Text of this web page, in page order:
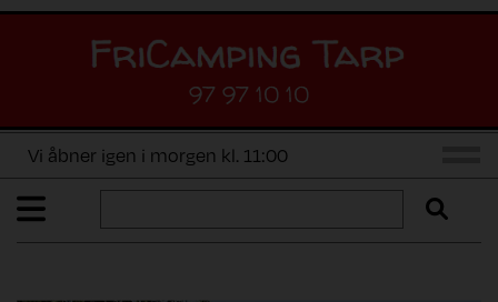
97 97 10 10
Vi åbner igen i morgen kl. 11:00